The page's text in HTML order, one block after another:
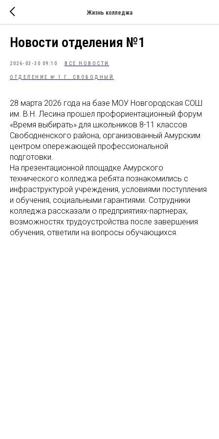
Жизнь колледжа
Новости отделения №1
2026-03-30 09:10 ВСЕ НОВОСТИ
ОТДЕЛЕНИЕ № 1 Г. СВОБОДНЫЙ
28 марта 2026 года на базе МОУ Новгородская СОШ
им. В.Н. Лесина прошел профориентационный форум
«Время выбирать» для школьников 8-11 классов
Свободненского района, организованный Амурским
центром опережающей профессиональной
подготовки.
На презентационной площадке Амурского
технического колледжа ребята познакомились с
инфраструктурой учреждения, условиями поступления
и обучения, социальными гарантиями. Сотрудники
колледжа рассказали о предприятиях-партнерах,
возможностях трудоустройства после завершения
обучения, ответили на вопросы обучающихся.